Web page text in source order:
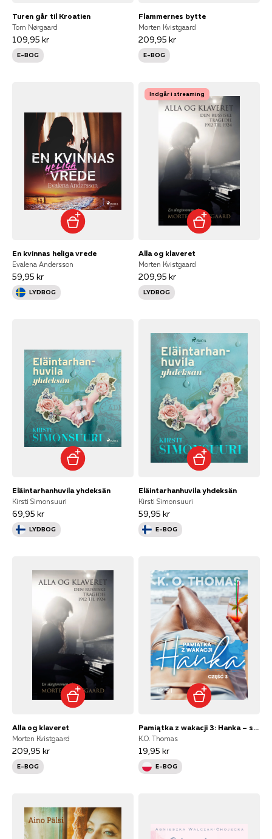
Turen går til Kroatien
Tom Nørgaard
109,95 kr
E-BOG
Flammernes bytte
Morten Kvistgaard
209,95 kr
E-BOG
En kvinnas heliga vrede
Evalena Andersson
59,95 kr
LYDBOG
Indgår i streaming
Alla og klaveret
Morten Kvistgaard
209,95 kr
LYDBOG
Eläintarhanhuvila yhdeksän
Kirsti Simonsuuri
69,95 kr
LYDBOG
Eläintarhanhuvila yhdeksän
Kirsti Simonsuuri
59,95 kr
E-BOG
Alla og klaveret
Morten Kvistgaard
209,95 kr
E-BOG
Pamiątka z wakacji 3: Hanka – seria erotyczna
K.O. Thomas
19,95 kr
E-BOG